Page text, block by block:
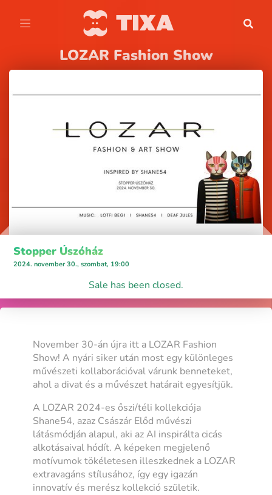
LOZAR Fashion Show
Stopper Úszóház
2024. november 30., szombat, 19:00
Sale has been closed.
November 30-án újra itt a LOZAR Fashion
Show! A nyári siker után most egy különleges
művészeti kollaborációval várunk benneteket,
ahol a divat és a művészet határait egyesítjük.
A LOZAR 2024-es őszi/téli kollekciója
Shane54, azaz Császár Előd művészi
látásmódján alapul, aki az AI inspirálta cicás
alkotásaival hódít. A képeken megjelenő
motívumok tökéletesen illeszkednek a LOZAR
extravagáns stílusához, így egy igazán
innovatív és merész kollekció születik.